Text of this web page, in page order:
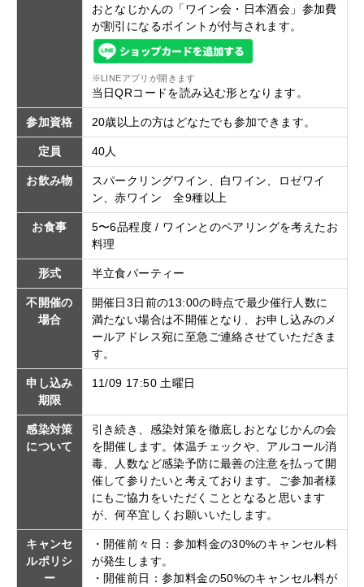
おとなじかんの「ワイン会・日本酒会」参加費
が割引になるポイントが付与されます。
※LINEアプリが開きます
当日QRコードを読み込む形となります。
参加資格 20歳以上の方はどなたでも参加できます。
定員 40人
お飲み物
スパークリングワイン、白ワイン、ロゼワイ
ン、赤ワイン 全9種以上
お食事
5〜6品程度 / ワインとのペアリングを考えたお
料理
形式 半立食パーティー
不開催の
場合
開催日3日前の13:00の時点で最少催行人数に
満たない場合は不開催となり、お申し込みのメ
ールアドレス宛に至急ご連絡させていただきま
す。
申し込み
期限
11/09 17:50 土曜日
感染対策
について
引き続き、感染対策を徹底しおとなじかんの会
を開催します。体温チェックや、アルコール消
毒、人数など感染予防に最善の注意を払って開
催して参りたいと考えております。ご参加者様
にもご協力をいただくこととなると思います
が、何卒宜しくお願いいたします。
キャンセ
ルポリシ
ー
・開催前々日：参加料金の30%のキャンセル料
が発生します。
・開催前日：参加料金の50%のキャンセル料が